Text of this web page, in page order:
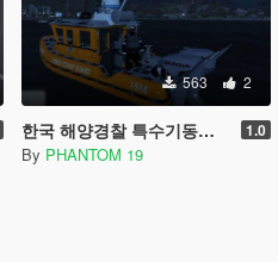
563 2
한국 해양경찰 특수기동대 진압복 Korea Coast Guard Swat Uniform 1.0
By PHANTOM 19